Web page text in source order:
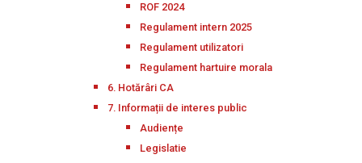
ROF 2024
Regulament intern 2025
Regulament utilizatori
Regulament hartuire morala
6. Hotărâri CA
7. Informații de interes public
Audiențe
Legislatie